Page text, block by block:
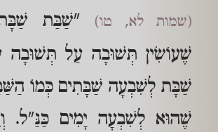
(שמות לא, טו)
"שַׁבַּת
שֶׁעוֹשִׂין תְּשׁוּבָה עַל תְּשׁוּבָה
שַׁבָּת לְשִׁבְעָה שַׁבָּתִים כְּמוֹ
שֶׁהוּא לְשִׁבְעָה יָמִים כַּנַּ"ל.